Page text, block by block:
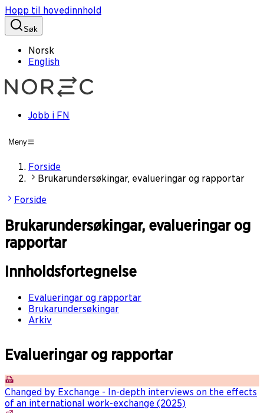
Hopp til hovedinnhold
Søk
Norsk
English
Jobb i FN
Meny
Forside
Brukarundersøkingar, evalueringar og rapportar
Forside
Brukarundersøkingar, evalueringar og
rapportar
Innholdsfortegnelse
Evalueringar og rapportar
Brukarundersøkingar
Arkiv
Evalueringar og rapportar
Changed by Exchange - In-depth interviews on the effects
of an international work-exchange (2025)